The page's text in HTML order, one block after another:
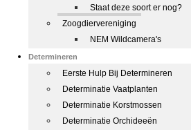
Staat deze soort er nog?
Zoogdiervereniging
NEM Wildcamera's
Determineren
Eerste Hulp Bij Determineren
Determinatie Vaatplanten
Determinatie Korstmossen
Determinatie Orchideeën